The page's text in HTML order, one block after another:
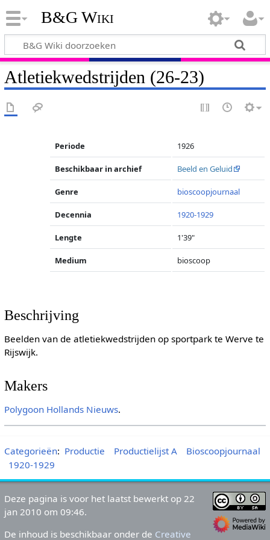
B&G Wiki
Atletiekwedstrijden (26-23)
Periode 1926
Beschikbaar in archief Beeld en Geluid
Genre bioscoopjournaal
Decennia 1920-1929
Lengte 1'39"
Medium bioscoop
Beschrijving
Beelden van de atletiekwedstrijden op sportpark te Werve te
Rijswijk.
Makers
Polygoon Hollands Nieuws.
Categorieën: Productie Productielijst A
Bioscoopjournaal
1920-1929
Deze pagina is voor het laatst bewerkt op 22
jan 2010 om 09:46.
De inhoud is beschikbaar onder de Creative